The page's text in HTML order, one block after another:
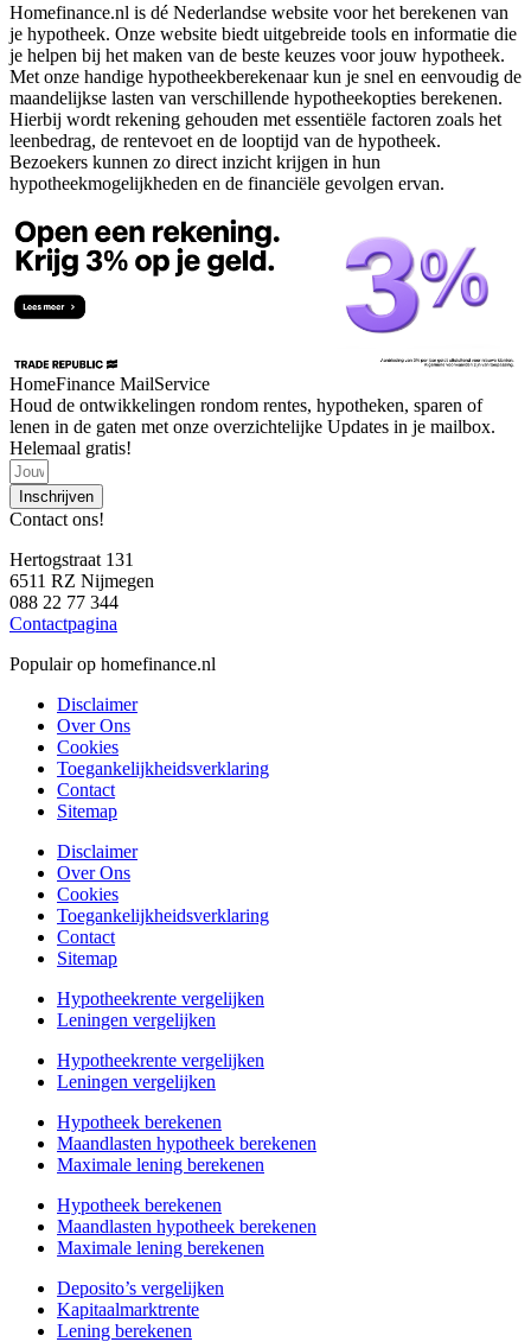
Homefinance.nl is dé Nederlandse website voor het berekenen van
je hypotheek. Onze website biedt uitgebreide tools en informatie die
je helpen bij het maken van de beste keuzes voor jouw hypotheek.
Met onze handige hypotheekberekenaar kun je snel en eenvoudig de
maandelijkse lasten van verschillende hypotheekopties berekenen.
Hierbij wordt rekening gehouden met essentiële factoren zoals het
leenbedrag, de rentevoet en de looptijd van de hypotheek.
Bezoekers kunnen zo direct inzicht krijgen in hun
hypotheekmogelijkheden en de financiële gevolgen ervan.
HomeFinance MailService
Houd de ontwikkelingen rondom rentes, hypotheken, sparen of
lenen in de gaten met onze overzichtelijke Updates in je mailbox.
Helemaal gratis!
Inschrijven
Contact ons!
Hertogstraat 131
6511 RZ Nijmegen
088 22 77 344
Contactpagina
Populair op homefinance.nl
Disclaimer
Over Ons
Cookies
Toegankelijkheidsverklaring
Contact
Sitemap
Disclaimer
Over Ons
Cookies
Toegankelijkheidsverklaring
Contact
Sitemap
Hypotheekrente vergelijken
Leningen vergelijken
Hypotheekrente vergelijken
Leningen vergelijken
Hypotheek berekenen
Maandlasten hypotheek berekenen
Maximale lening berekenen
Hypotheek berekenen
Maandlasten hypotheek berekenen
Maximale lening berekenen
Deposito’s vergelijken
Kapitaalmarktrente
Lening berekenen